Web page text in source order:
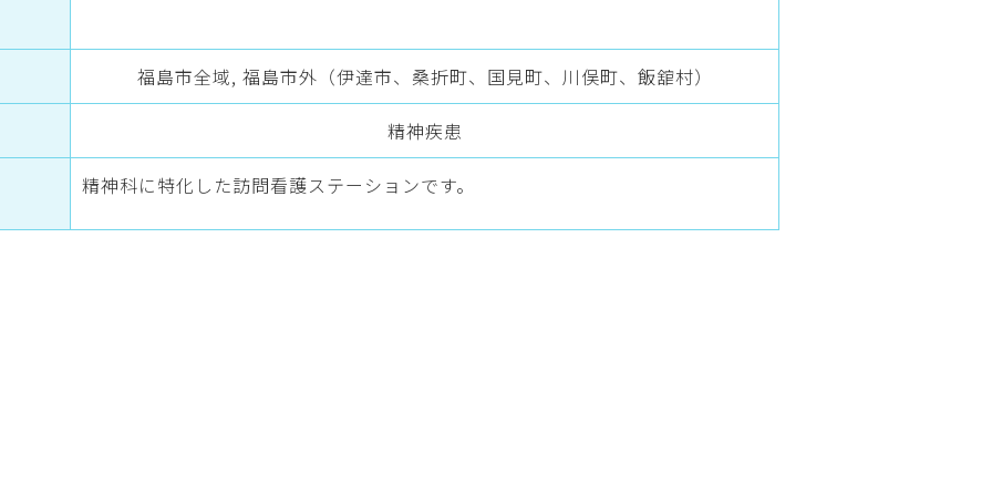
福島市全域, 福島市外（伊達市、桑折町、国見町、川俣町、飯舘村）
精神疾患
精神科に特化した訪問看護ステーションです。